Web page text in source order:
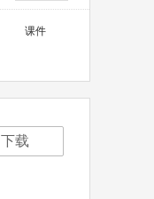
课件
下载